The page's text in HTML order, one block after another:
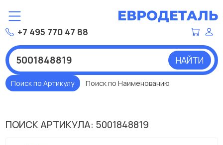
+7 495 770 47 88
НАЙТИ
Поиск по Артикулу Поиск по Наименованию
ПОИСК АРТИКУЛА: 5001848819